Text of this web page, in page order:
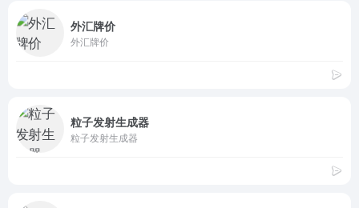
外汇牌价
外汇牌价
粒子发射生成器
粒子发射生成器